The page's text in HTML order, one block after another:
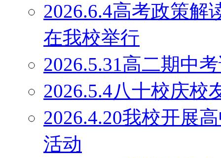
2026.6.4高考政策解
在我校举行
2026.5.31高二期中
2026.5.4八十校庆校
2026.4.20我校开展
活动